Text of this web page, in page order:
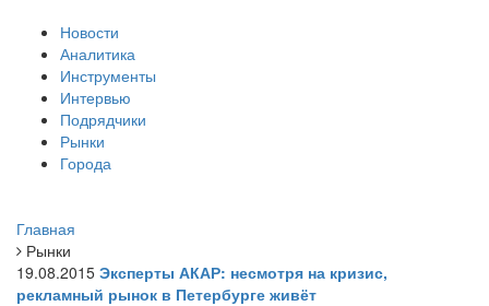
Новости
Аналитика
Инструменты
Интервью
Подрядчики
Рынки
Города
Главная
Рынки
19.08.2015 Эксперты АКАР: несмотря на кризис,
рекламный рынок в Петербурге живёт